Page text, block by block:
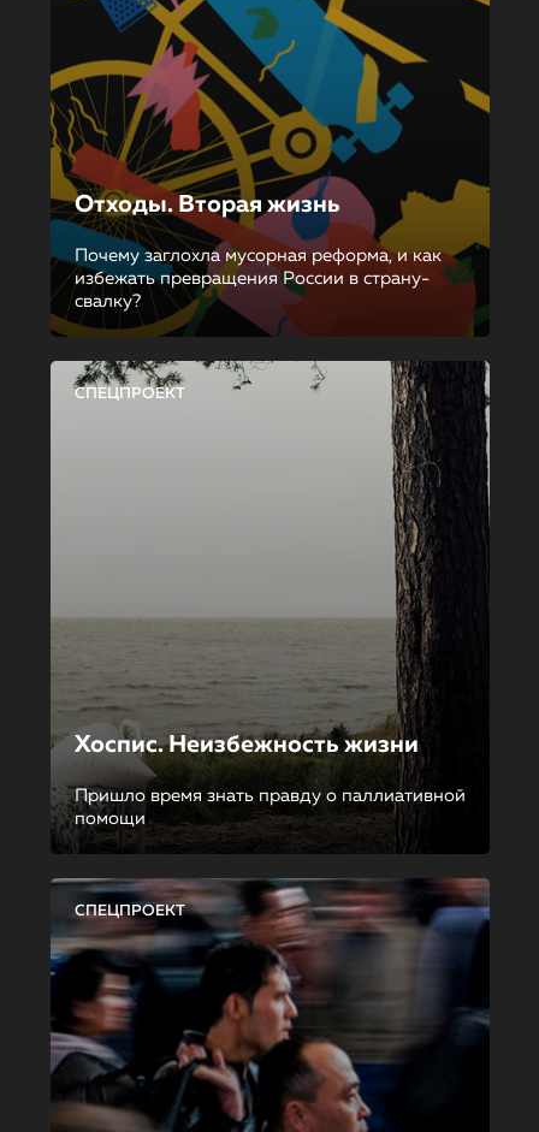
Отходы. Вторая жизнь
Почему заглохла мусорная реформа, и как
избежать превращения России в страну-
свалку?
СПЕЦПРОЕКТ
Хоспис. Неизбежность жизни
Пришло время знать правду о паллиативной
помощи
СПЕЦПРОЕКТ